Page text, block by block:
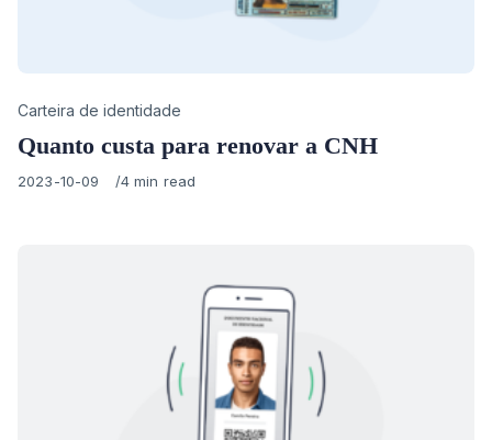
Category
Carteira de identidade
Quanto custa para renovar a CNH
Published
2023-10-09 4 min read